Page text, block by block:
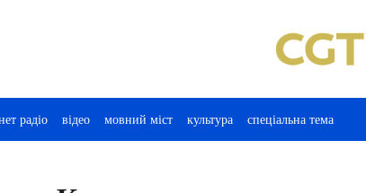
радіо відео мовний міст культура спеціальна тема